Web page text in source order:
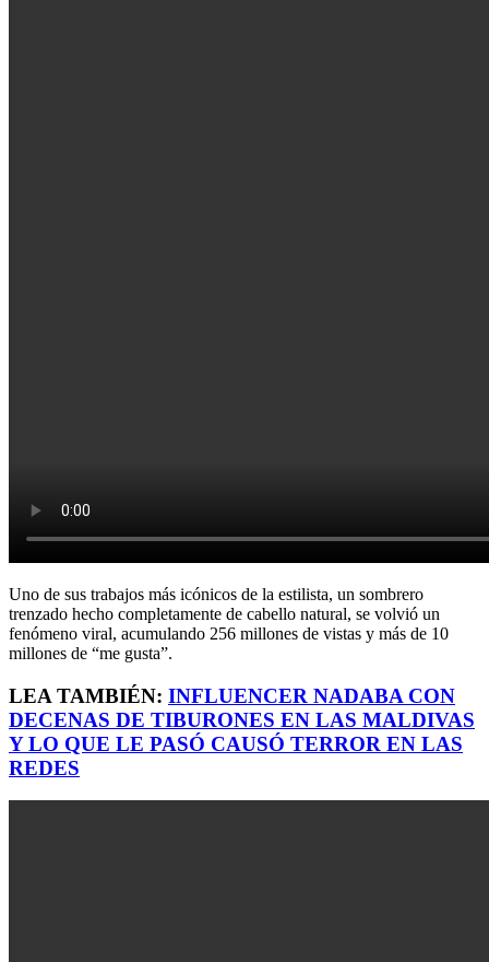
Uno de sus trabajos más icónicos de la estilista, un sombrero
trenzado hecho completamente de cabello natural, se volvió un
fenómeno viral, acumulando 256 millones de vistas y más de 10
millones de “me gusta”.
LEA TAMBIÉN: INFLUENCER NADABA CON
DECENAS DE TIBURONES EN LAS MALDIVAS
Y LO QUE LE PASÓ CAUSÓ TERROR EN LAS
REDES